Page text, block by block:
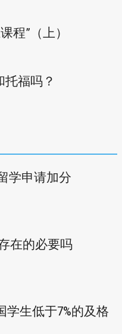
程”（上）
托福吗？
学申请加分
在的必要吗
学生低于7%的及格